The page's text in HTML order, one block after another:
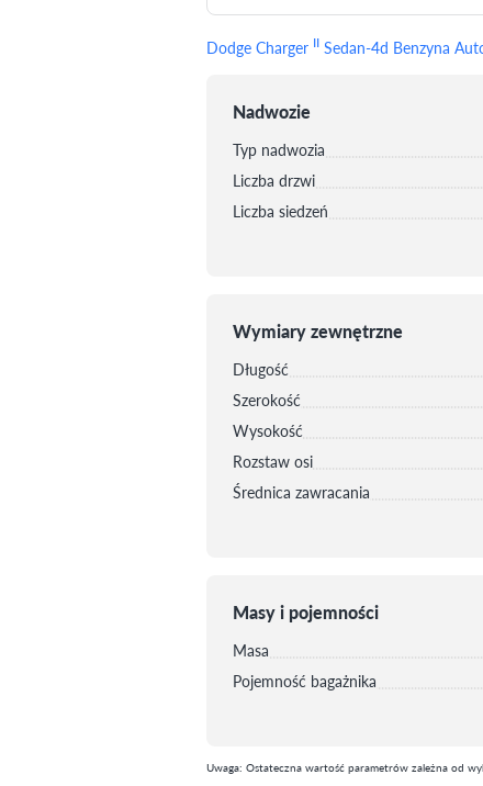
Dodge Charger II Sedan-4d Benzyna
Nadwozie
Typ nadwozia
Liczba drzwi
Liczba siedzeń
Wymiary zewnętrzne
Długość
Szerokość
Wysokość
Rozstaw osi
Średnica zawracania
Masy i pojemności
Masa
Pojemność bagażnika
Uwaga: Ostateczna wartość parametrów zależna od